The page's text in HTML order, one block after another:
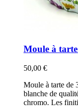
Moule à
50,00 €
Moule à tarte de
blanche de
chromo. Les